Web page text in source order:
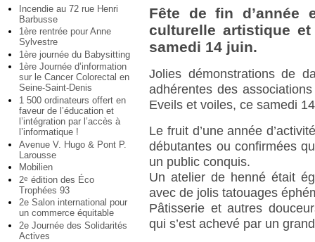
Incendie au 72 rue Henri
Barbusse
1ère rentrée pour Anne
Sylvestre
1ère journée du Babysitting
1ère Journée d’information
sur le Cancer Colorectal en
Seine-Saint-Denis
1 500 ordinateurs offert en
faveur de l’éducation et
l’intégration par l’accès à
l’informatique !
Avenue V. Hugo & Pont P.
Larousse
Mobilien
2e édition des Éco
Trophées 93
2e Salon international pour
un commerce équitable
2e Journée des Solidarités
Actives
Fête de fin d’année
culturelle artistique
samedi 14 juin.
Jolies démonstrations de
adhérentes des
Eveils et voiles, ce samedi
Le fruit d’une année
débutantes ou confirmées
un public conquis.
Un atelier de henné était
avec de jolis tatouages
Pâtisserie et autres
qui s’est achevé par un